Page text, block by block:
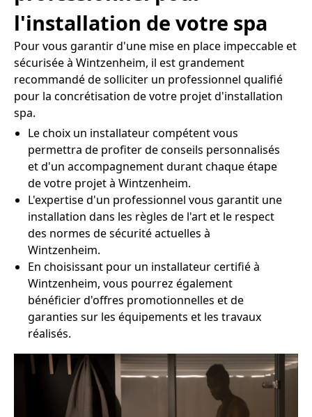
l'installation de votre spa
Pour vous garantir d'une mise en place impeccable et
sécurisée à Wintzenheim, il est grandement
recommandé de solliciter un professionnel qualifié
pour la concrétisation de votre projet d'installation
spa.
Le choix un installateur compétent vous
permettra de profiter de conseils personnalisés
et d'un accompagnement durant chaque étape
de votre projet à Wintzenheim.
L'expertise d'un professionnel vous garantit une
installation dans les règles de l'art et le respect
des normes de sécurité actuelles à
Wintzenheim.
En choisissant pour un installateur certifié à
Wintzenheim, vous pourrez également
bénéficier d'offres promotionnelles et de
garanties sur les équipements et les travaux
réalisés.